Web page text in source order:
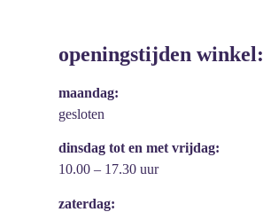
openingstijden winkel:
maandag:
gesloten
dinsdag tot en met vrijdag:
10.00 – 17.30 uur
zaterdag: